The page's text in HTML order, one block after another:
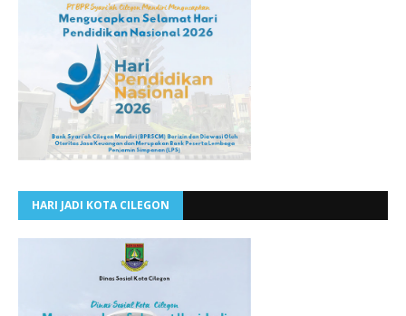
HARI JADI KOTA CILEGON